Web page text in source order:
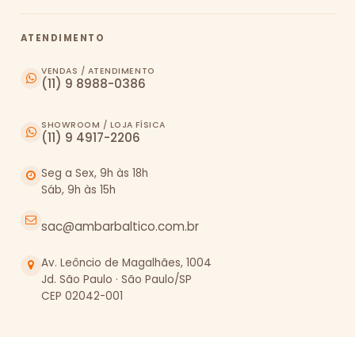
ATENDIMENTO
VENDAS / ATENDIMENTO
(11) 9 8988-0386
SHOWROOM / LOJA FÍSICA
(11) 9 4917-2206
Seg a Sex, 9h às 18h
Sáb, 9h às 15h
sac@ambarbaltico.com.br
Av. Leôncio de Magalhães, 1004
Jd. São Paulo · São Paulo/SP
CEP 02042-001